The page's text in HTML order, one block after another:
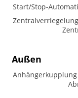
Start/Stop-
Zentralverriegelung
Außen
Anhängerkupplung